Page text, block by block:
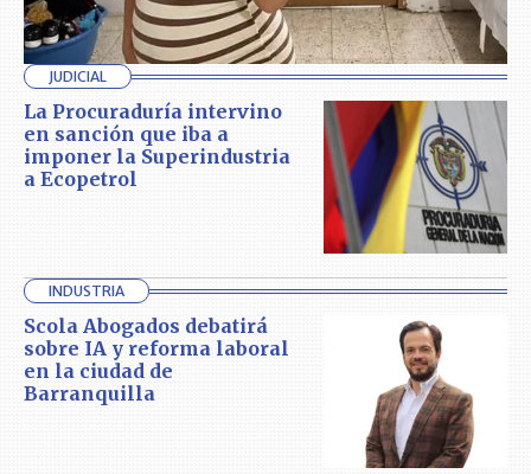
JUDICIAL
La Procuraduría intervino
en sanción que iba a
imponer la Superindustria
a Ecopetrol
INDUSTRIA
Scola Abogados debatirá
sobre IA y reforma laboral
en la ciudad de
Barranquilla